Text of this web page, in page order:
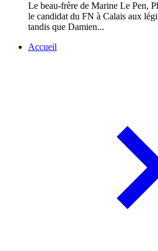
Le beau-frère de Marine Le Pen,
le candidat du FN à Calais aux
tandis que Damien...
Accueil